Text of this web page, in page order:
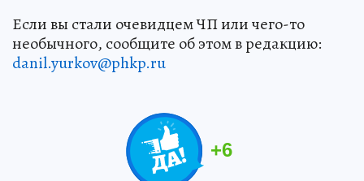
Если вы стали очевидцем ЧП или чего-то
необычного, сообщите об этом в редакцию:
danil.yurkov@phkp.ru
+6